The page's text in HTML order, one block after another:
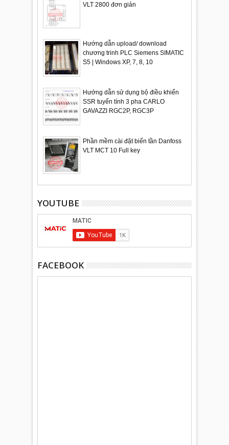
VLT 2800 đơn giản
Hướng dẫn upload/ download
chương trinh PLC Siemens SIMATIC
S5 | Windows XP, 7, 8, 10
Hướng dẫn sử dụng bộ điều khiển
SSR tuyến tính 3 pha CARLO
GAVAZZI RGC2P, RGC3P
Phần mềm cài đặt biến tần Danfoss
VLT MCT 10 Full key
YOUTUBE
FACEBOOK